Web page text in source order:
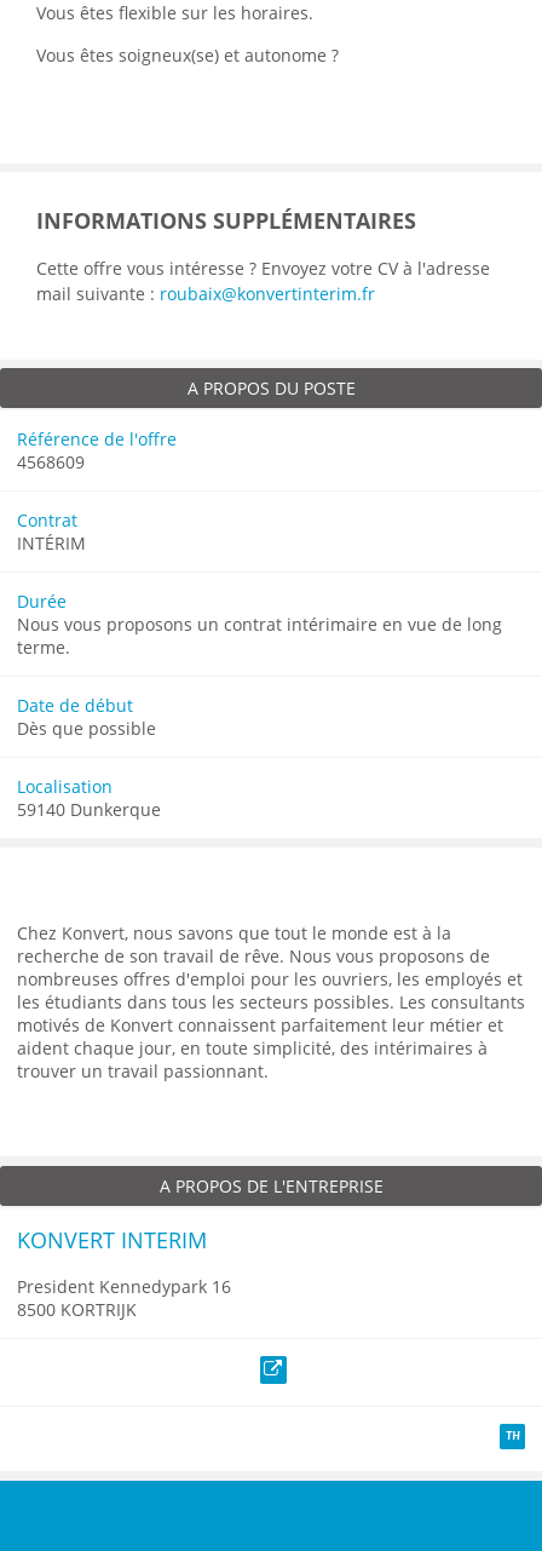
Vous êtes flexible sur les horaires.
Vous êtes soigneux(se) et autonome ?
INFORMATIONS SUPPLÉMENTAIRES
Cette offre vous intéresse ? Envoyez votre CV à l'adresse
mail suivante : roubaix@konvertinterim.fr
A PROPOS DU POSTE
Référence de l'offre
4568609
Contrat
INTÉRIM
Durée
Nous vous proposons un contrat intérimaire en vue de long
terme.
Date de début
Dès que possible
Localisation
59140 Dunkerque
Chez Konvert, nous savons que tout le monde est à la
recherche de son travail de rêve. Nous vous proposons de
nombreuses offres d'emploi pour les ouvriers, les employés et
les étudiants dans tous les secteurs possibles. Les consultants
motivés de Konvert connaissent parfaitement leur métier et
aident chaque jour, en toute simplicité, des intérimaires à
trouver un travail passionnant.
A PROPOS DE L'ENTREPRISE
KONVERT INTERIM
President Kennedypark 16
8500 KORTRIJK